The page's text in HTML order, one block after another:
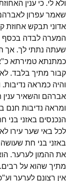
ולא לי. כי ענין
שאמר עפרון
אדוני תבקש אחוזת
המערה לבדה בכסף
שעתה נתתי לך. אך
כמתנתא טמירתא כ"א
קבור מתיך בלבד.
והיה כמראה
אברהם והשאיר ענין
ומראה נדיבות חנם
הנכנסים באזני
לכל באי שער עירו
באזני בני חת
את ההמון לערער.
מתיך שהוא על
אין רצונם לערער